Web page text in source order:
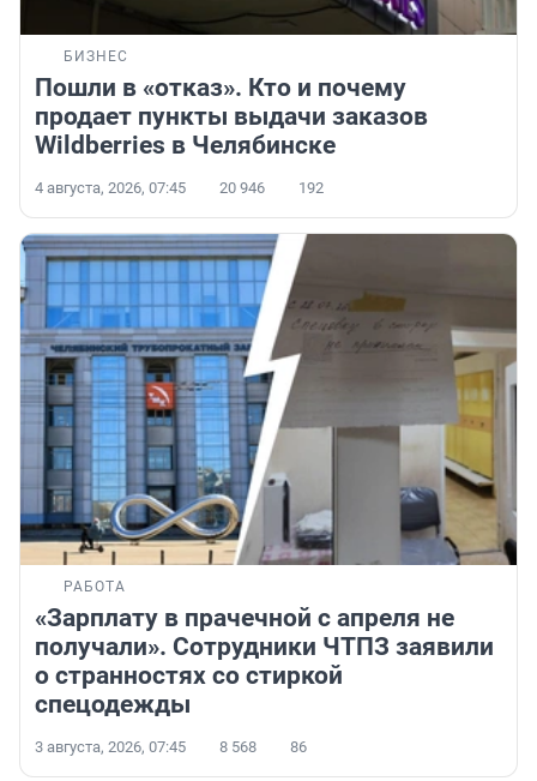
БИЗНЕС
Пошли в «отказ». Кто и почему
продает пункты выдачи заказов
Wildberries в Челябинске
4 августа, 2026, 07:45 20 946 192
РАБОТА
«Зарплату в прачечной с апреля не
получали». Сотрудники ЧТПЗ заявили
о странностях со стиркой
спецодежды
3 августа, 2026, 07:45 8 568 86